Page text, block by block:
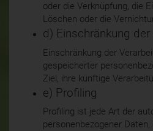
oder die Verknüpfung, die
Löschen oder die
d) Einschränkung
Einschränkung der
gespeicherter
Ziel, ihre künftige
e) Profiling
Profiling ist jede Art der
personenbezogener